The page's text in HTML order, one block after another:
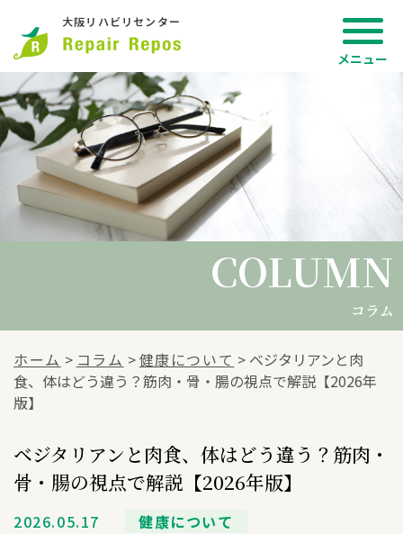
大阪リハビリセンター
COLUMN
COLUMN
コラム
ホーム > コラム >健康について > ベジタリアンと肉
食、体はどう違う？筋肉・骨・腸の視点で解説【2026年
版】
ベジタリアンと肉食、体はどう違う？筋肉・
骨・腸の視点で解説【2026年版】
2026.05.17 健康について